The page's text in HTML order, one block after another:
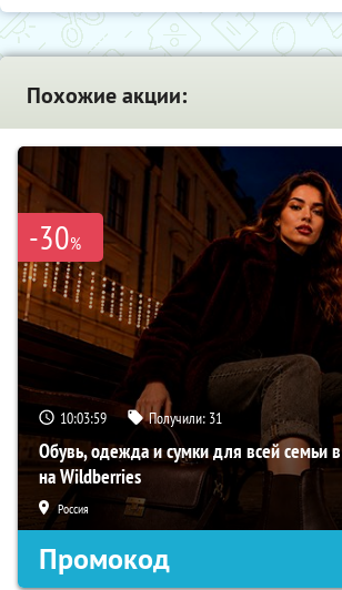
Похожие акции:
-30%
10:03:58 Получили: 31
Обувь, одежда и сумки для всей семьи
на Wildberries
Россия
Промокод